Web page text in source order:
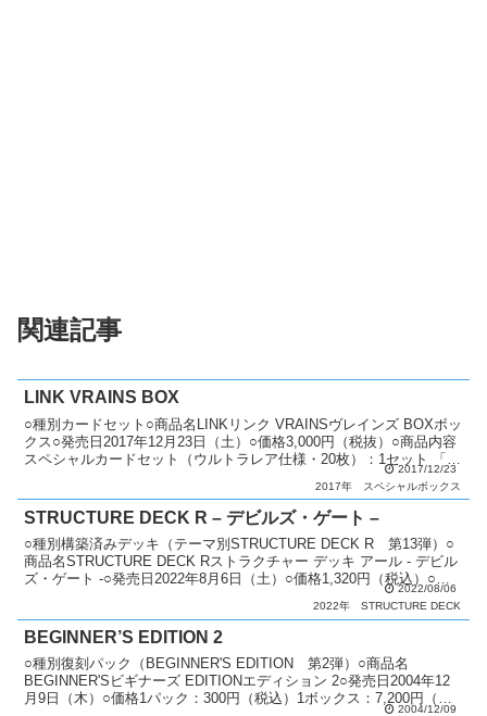
関連記事
LINK VRAINS BOX
○種別カードセット○商品名LINKリンク VRAINSヴレインズ BOXボッ
クス○発売日2017年12月23日（土）○価格3,000円（税抜）○商品内容
スペシャルカードセット（ウルトラレア仕様・20枚）：1セット 「フ
2017/12/23
2017年
スペシャルボックス
STRUCTURE DECK R – デビルズ・ゲート –
○種別構築済みデッキ（テーマ別STRUCTURE DECK R 第13弾）○
商品名STRUCTURE DECK Rストラクチャー デッキ アール - デビル
ズ・ゲート -○発売日2022年8月6日（土）○価格1,320円（税込）○商
2022/08/06
2022年
STRUCTURE DECK
BEGINNER’S EDITION 2
○種別復刻パック（BEGINNER'S EDITION 第2弾）○商品名
BEGINNER'Sビギナーズ EDITIONエディション 2○発売日2004年12
月9日（木）○価格1パック：300円（税込）1ボックス：7,200円（税
2004/12/09